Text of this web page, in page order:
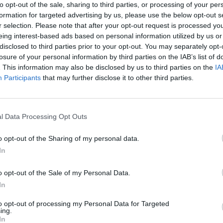
opt-out of the sale, sharing to third parties, or processing of your
for targeted advertising by us, please use the below opt-out
selection. Please note that after your opt-out request is processed
interest-based ads based on personal information utilized by us
to third parties prior to your opt-out. You may separately
of your personal information by third parties on the IAB’s list of
This information may also be disclosed by us to third parties on the
Participants that may further disclose it to other third parties.
Data Processing Opt Outs
opt-out of the Sharing of my personal data.
opt-out of the Sale of my Personal Data.
opt-out of processing my Personal Data for Targeted
attacco dovrebbe spuntarla Nani su
sulla trequarti comanderà Luis
ballottaggio di formazione invece
difesa, dove Caceres è pronto al sorpasso
tecnico ha chiesto ai suoi massima
lo ha spiegato nel pomeriggio in
stampa: “La classifica è sotto gli occhi di
Voglio una Lazio affamata, perché per
se guardiamo la qualità dell'organico
è secondo solo alla Juventus.
Probabilmente alla vigilia del
nessuno avrebbe scommesso che
di loro. Abbiamo l'obbligo di
alla fine, continuando sull'onda
Rudy Giuliani a Come States?
americana